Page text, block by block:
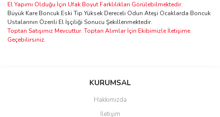
El Yapımı Olduğu İçin Ufak Boyut Farklılıkları Görülebilmektedir.
Büyük Kare Boncuk Eski Tip Yüksek Dereceli Odun Ateşi Ocaklarda Boncuk
Ustalarının Özenli El İşçiliği Sonucu Şekillenmektedir.
Toptan Satışımız Mevcuttur. Toptan Alımlar İçin Ekibimizle İletişime
Geçebilirsiniz.
Bu ürüne ilk yorumu siz yapın!
Yorum Yaz
KURUMSAL
Hakkımızda
İletişim